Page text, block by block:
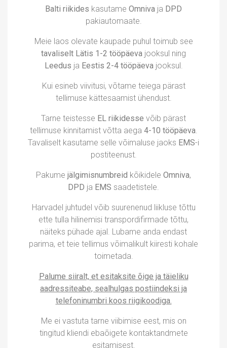
Balti riikides kasutame Omniva ja DPD
pakiautomaate.
Meie laos olevate kaupade puhul toimub see
tavaliselt Lätis 1-2 tööpäeva jooksul ning
Leedus ja Eestis 2-4 tööpäevajooksul.
Kui esineb viivitusi, võtame teiega pärast
tellimuse kättesaamist ühendust.
Tarne teistesse EL riikidesse võib pärast
tellimuse kinnitamist võtta aega 4-10 tööpäeva.
Tavaliselt kasutame selle võimaluse jaoks EMS-i
postiteenust.
Pakume jälgimisnumbreid kõikidele Omniva,
DPD ja EMS saadetistele.
Harvadel juhtudel võib suurenenud liikluse tõttu
ette tulla hilinemisi transpordifirmade tõttu,
näiteks pühade ajal. Lubame anda endast
parima, et teie tellimus võimalikult kiiresti kohale
toimetada.
Palume siiralt, et esitaksite õige ja täieliku
aadressiteabe, sealhulgas postiindeksi ja
telefoninumbri koos riigikoodiga.
Me ei vastuta tarne viibimise eest, mis on
tingitud kliendi ebaõigete kontaktandmete
esitamisest.